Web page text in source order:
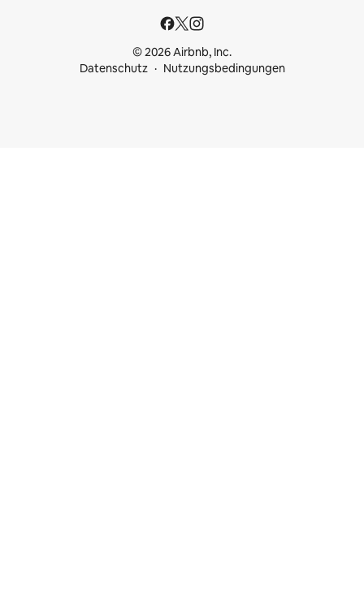
© 2026 Airbnb, Inc.
Datenschutz
Nutzungsbedingungen